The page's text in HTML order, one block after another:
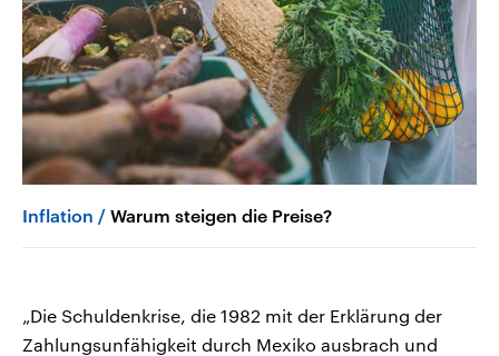
Inflation Warum steigen die Preise?
„Die Schuldenkrise, die 1982 mit der Erklärung der
Zahlungsunfähigkeit durch Mexiko ausbrach und